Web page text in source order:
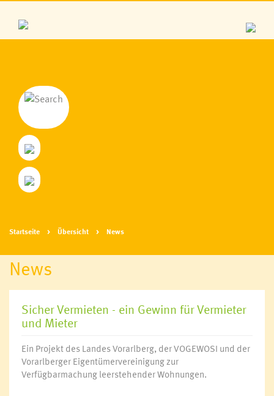
Startseite Übersicht News
News
Sicher Vermieten - ein Gewinn für Vermieter
und Mieter
Ein Projekt des Landes Vorarlberg, der VOGEWOSI und der
Vorarlberger Eigentümervereinigung zur
Verfügbarmachung leerstehender Wohnungen.